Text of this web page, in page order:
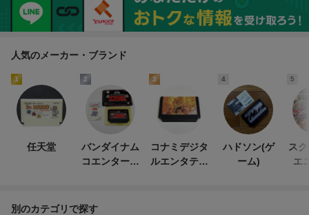
人気のメーカー・ブランド
1
任天堂
2
バンダイナム
コエンターテ
3
コナミデジタ
ルエンタテイ
4
ハドソン(ゲ
ーム)
5
ス
エ
別のカテゴリで探す